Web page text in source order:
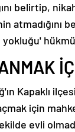
belirtip,
atmadığını
yokluğu'
Kapaklı
için
evli